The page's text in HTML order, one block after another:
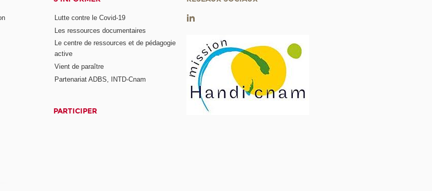
Lutte contre le Covid-19
Les ressources documentaires
Le centre de ressources et de pédagogie
active
Vient de paraître
Partenariat ADBS, INTD-Cnam
PARTICIPER